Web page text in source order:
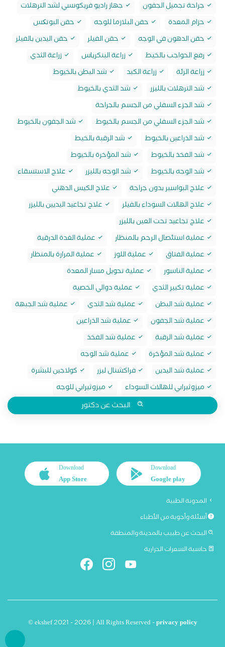
جراحة تجميل الجفون
جهاز راديو فريكونسي لشد الترهلات
حزام المعدة
حقن البلازما للوجه
حقن البوتکس
حقن الدهون في الوجه
حقن الفيلر
حقن اليدين بالفيلر
رفع الحواجب بالخيط
زراعة البنكرياس
زراعة الثدي
زراعة الرئة
زراعة الكبد
شد البطن بالخيوط
شد الترهلات بالليزر
شد الثدي بالخيوط
شد الجزء السفلي من الجسم بالجراحة
شد الجزء السفلي من الجسم بالخيوط
شد الجفون بالخيوط
شد الذراعين بالخيوط
شد الرقبة بالخيط
شد الفخذ بالخيوط
شد المؤخرة بالخيوط
شد الوجه بالخيوط
شد الوجه بالليزر
علاج الاستسقاء
علاج البواسير بدون جراحة
علاج الكيس الدهني
علاج الهالات السوداء بالفيلر
علاج تجاعيد اليديين بالليزر
علاج تجاعيد تحت العين بالليزر
عملية استئصال الرحم بالمنظار
عملية الغدة الدرقية
عملية الفتاق
عملية اللوز
عملية المرارة بالمنظار
عملية الناسور
عملية تحويل مسار المعدة
عملية تكبير الثدي
عملية دوالي الخصية
عملية شد البطن
عملية شد الثدي
عملية شد الجبهة
عملية شد الجفون
عملية شد الذراعين
عملية شد الرقبة
عملية شد الفخذ
عملية شد المؤخرة
عملية شد الوجه
عملية شد اليدين
فراكشنال ليزر
كولاجين للبشرة
ميزوثيرابي للهالات السوداء
ميزوثيرابي للوجه
البحث عن دكتور
Download
Google play
Download
App Store
المدونة الطبية
أسئلة وأجوبة من الأطباء
البحث عن طبيب بالمدينة والمنطقة
حاسبة السعرات الحرارية
© ekshef 2021 - 2026 | All Rights Reserved -privacy policy